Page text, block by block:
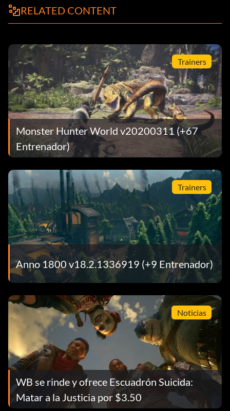
RELATED CONTENT
Trainers
Monster Hunter World v20200311 (+67
Entrenador)
Trainers
Anno 1800 v18.2.1336919 (+9 Entrenador)
Noticias
WB se rinde y ofrece Escuadrón Suicida:
Matar a la Justicia por $3.50